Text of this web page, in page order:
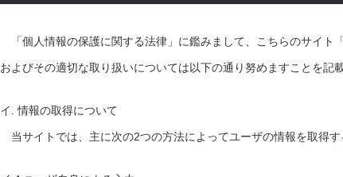
「個人情報の保護に関する法律」に鑑みまして、こちらのサイト
およびその適切な取り扱いについては以下の通り努めますことを記
イ. 情報の取得について
当サイトでは、主に次の2つの方法によってユーザの情報を取得す